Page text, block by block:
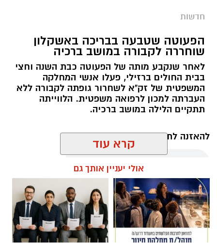
חדשות
הפעוטה שטבעה בבריכה באשקלון
שוחררה לקבורה במושב ברכיה
לאחר שנקבע מותה של הפעוטה כבת השנה וחצי
בבית החולים ברזילי, פעלו אנשי המחלקה
המשפטית של זק"א לשחרור גופתה לקבורה ללא
העברתה למכון לרפואה משפטית. הלווייתה
תתקיים הלילה במושב ברכיה.
להאזנה לתוכן:
אלדה נתנאל / 22:35 06.08.26
קרא עוד
אולי יעניין אותך גם